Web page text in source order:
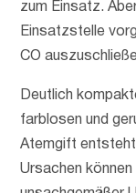
zum Einsatz.
Einsatzstelle
CO
Deutlich
farblosen und
Atemgift entsteht
Ursachen